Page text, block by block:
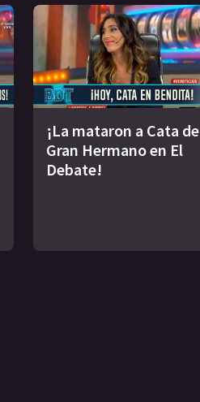
¡La mataron a Cata de
Gran Hermano en El
Debate!